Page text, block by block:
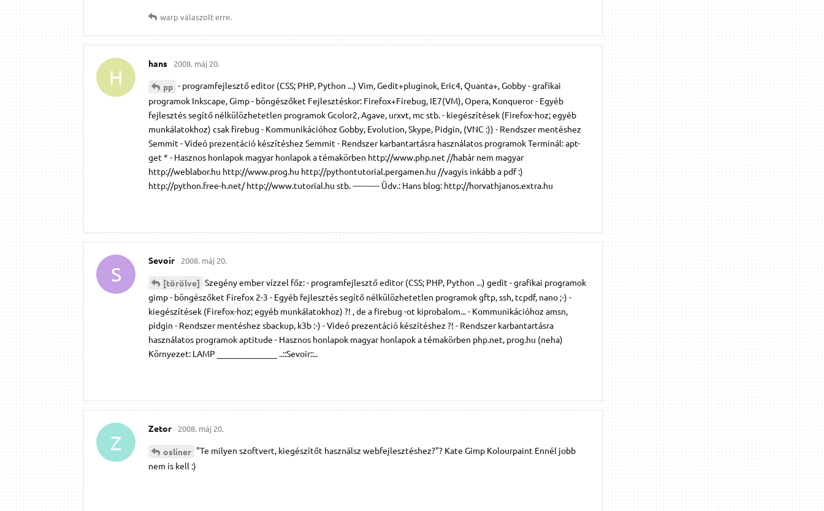
warp válaszolt erre.
H
hans 2008. máj 20.
pp - programfejlesztő editor (CSS; PHP, Python ...) Vim, Gedit+pluginok, Eric4, Quanta+, Gobby - grafikai
programok Inkscape, Gimp - böngészőket Fejlesztéskor: Firefox+Firebug, IE7(VM), Opera, Konqueror - Egyéb
fejlesztés segítő nélkülözhetetlen programok Gcolor2, Agave, urxvt, mc stb. - kiegészítések (Firefox-hoz; egyéb
munkálatokhoz) csak firebug - Kommunikációhoz Gobby, Evolution, Skype, Pidgin, (VNC :)) - Rendszer mentéshez
Semmit - Videó prezentáció készítéshez Semmit - Rendszer karbantartásra használatos programok Terminál: apt-
get * - Hasznos honlapok magyar honlapok a témakörben http://www.php.net //habár nem magyar
http://weblabor.hu http://www.prog.hu http://pythontutorial.pergamen.hu //vagyis inkább a pdf :)
http://python.free-h.net/ http://www.tutorial.hu stb. ----------- Üdv.: Hans blog: http://horvathjanos.extra.hu
S
Sevoir 2008. máj 20.
[törölve] Szegény ember vízzel főz: - programfejlesztő editor (CSS; PHP, Python ...) gedit - grafikai programok
gimp - böngészőket Firefox 2-3 - Egyéb fejlesztés segítő nélkülözhetetlen programok gftp, ssh, tcpdf, nano ;-) -
kiegészítések (Firefox-hoz; egyéb munkálatokhoz) ?! , de a firebug -ot kiprobalom... - Kommunikációhoz amsn,
pidgin - Rendszer mentéshez sbackup, k3b :-) - Videó prezentáció készítéshez ?! - Rendszer karbantartásra
használatos programok aptitude - Hasznos honlapok magyar honlapok a témakörben php.net, prog.hu (neha)
Környezet: LAMP ______________ ..::Sevoir::..
Z
Zetor 2008. máj 20.
osliner "Te milyen szoftvert, kiegészítőt használsz webfejlesztéshez?"? Kate Gimp Kolourpaint Ennél jobb
nem is kell :)